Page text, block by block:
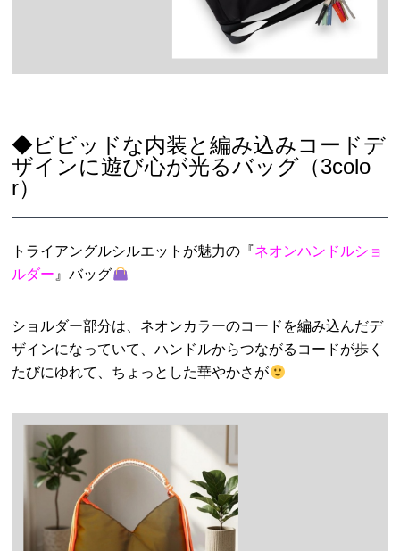
◆ビビッドな内装と編み込みコードデ
ザインに遊び心が光るバッグ（3colo
r）
トライアングルシルエットが魅力の『ネオンハンドルショ
ルダー 』バッグ
ショルダー部分は、ネオンカラーのコードを編み込んだデ
ザインになっていて、ハンドルからつながるコードが歩く
たびにゆれて、ちょっとした華やかさが